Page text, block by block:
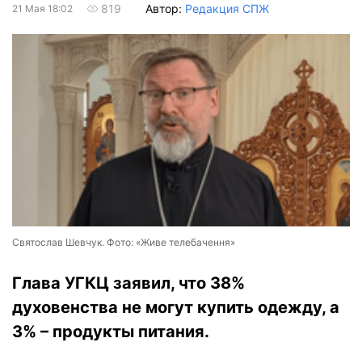
21 Мая 18:02 819 Автор: Редакция СПЖ
Святослав Шевчук. Фото: «Живе телебачення»
Глава УГКЦ заявил, что 38%
духовенства не могут купить одежду, а
3% – продукты питания.